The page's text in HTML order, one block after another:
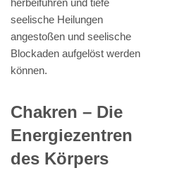
herbeiführen und tiefe
seelische Heilungen
angestoßen und seelische
Blockaden aufgelöst werden
können.
Chakren – Die
Energiezentren
des Körpers